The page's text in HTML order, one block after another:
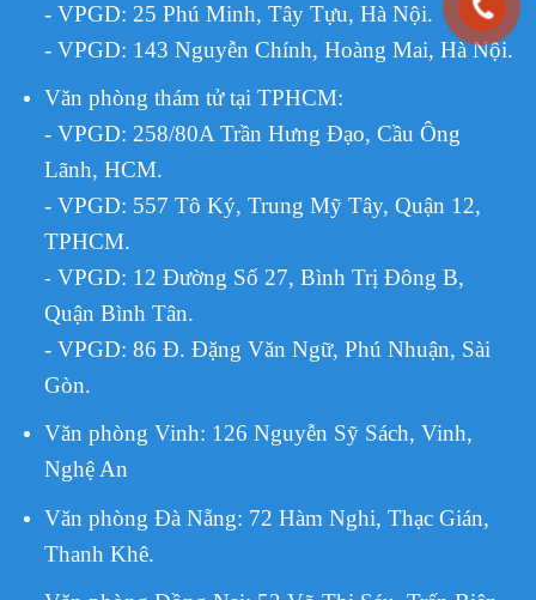
- VPGD: 25 Phú Minh, Tây Tựu, Hà Nội.
- VPGD: 143 Nguyễn Chính, Hoàng Mai, Hà Nội.
Văn phòng thám tử tại TPHCM:
- VPGD: 258/80A Trần Hưng Đạo, Cầu Ông
Lãnh, HCM.
- VPGD: 557 Tô Ký, Trung Mỹ Tây, Quận 12,
TPHCM.
- VPGD: 12 Đường Số 27, Bình Trị Đông B,
Quận Bình Tân.
- VPGD: 86 Đ. Đặng Văn Ngữ, Phú Nhuận, Sài
Gòn.
Văn phòng Vinh: 126 Nguyễn Sỹ Sách, Vinh,
Nghệ An
Văn phòng Đà Nẵng: 72 Hàm Nghi, Thạc Gián,
Thanh Khê.